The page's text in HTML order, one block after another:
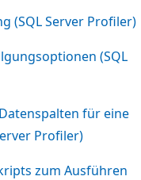
(SQL Server Profiler)
(SQL
für eine
Profiler)
zum Ausführen